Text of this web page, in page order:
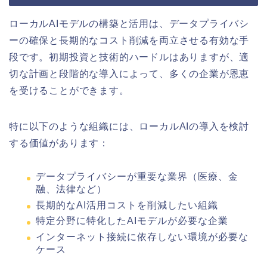
ローカルAIモデルの構築と活用は、データプライバシ
ーの確保と長期的なコスト削減を両立させる有効な手
段です。初期投資と技術的ハードルはありますが、適
切な計画と段階的な導入によって、多くの企業が恩恵
を受けることができます。
特に以下のような組織には、ローカルAIの導入を検討
する価値があります：
データプライバシーが重要な業界（医療、金
融、法律など）
長期的なAI活用コストを削減したい組織
特定分野に特化したAIモデルが必要な企業
インターネット接続に依存しない環境が必要な
ケース